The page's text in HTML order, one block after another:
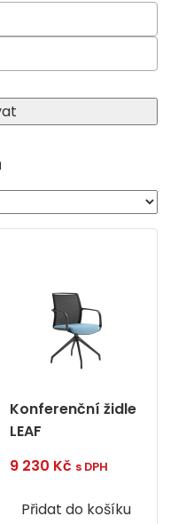
Konferenční židle
LEAF
9 230 Kč s DPH
Přidat do košíku